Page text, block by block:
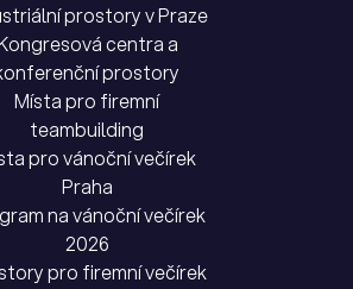
prostory v Praze
centra a
prostory
Místa pro firemní
teambuilding
pro vánoční večírek
Praha
na vánoční večírek
2026
pro firemní večírek